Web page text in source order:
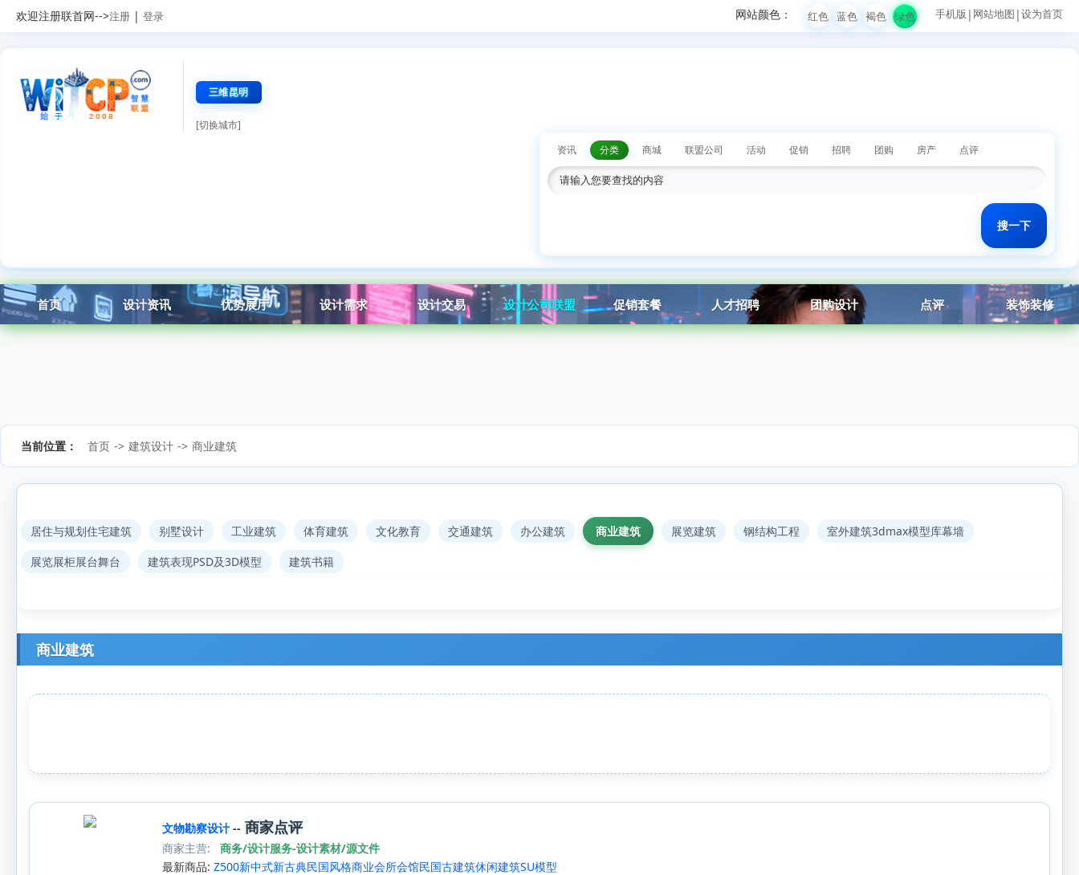
欢迎注册联首网-->注册 | 登录 手机版 | 网站地图 |设为首页
红色 蓝色 褐色 绿色
网站颜色：
三维昆明
[切换城市]
资讯
分类 商城 联盟公司 活动 促销 招聘 团购 房产 点评
首页 设计资讯 优势展厅 设计需求 设计交易 设计公司联盟 促销套餐 人才招聘 团购设计 点评 装饰装修
当前位置： 首页 -> 建筑设计 -> 商业建筑
居住与规划住宅建筑 别墅设计 工业建筑 体育建筑 文化教育 交通建筑 办公建筑 商业建筑 展览建筑 钢结构工程
室外建筑3dmax模型库幕墙
展览展柜展台舞台
建筑表现PSD及3D模型 建筑书籍
商业建筑
文物勘察设计 -- 商家点评
商家主营:
商务/设计服务-设计素材/源文件
最新商品: Z500新中式新古典民国风格商业会所会馆民国古建筑休闲建筑SU模型